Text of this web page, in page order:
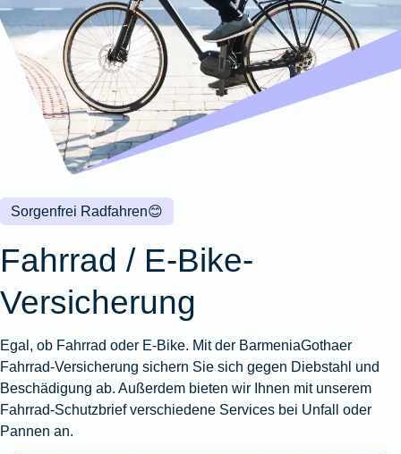
Wohnungsschutzbrief
Zur
Produktübersicht
Gewässerschadenhaftpflicht
Zur
Produktübersicht
Zur
Produktübersicht
Reisehaftpflichtversicherung
Reiserücktrittsversicherung
Zur
Produktübersicht
Zur
Produktübersicht
Zur
Produktübersicht
Zur
Produktübersicht
Montageversicherung
Zur
Produktübersicht
Gruppenunfall für
Betriebe
Gruppenunfall für
Vereine
Produktübersicht
Kunstversicherung
Ausstellungsversicherung
Valorenversicherung
Oldtimersammlungsversicherung
Zur
😊
Sorgenfrei Radfahren
Fahrrad / E-Bike-
Versicherung
Egal, ob Fahrrad oder E-Bike. Mit der BarmeniaGothaer
Fahrrad-Versicherung sichern Sie sich gegen Diebstahl und
Beschädigung ab. Außerdem bieten wir Ihnen mit unserem
Fahrrad-Schutzbrief verschiedene Services bei Unfall oder
Pannen an.